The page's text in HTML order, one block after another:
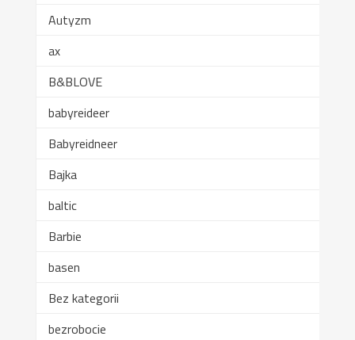
Autyzm
ax
B&BLOVE
babyreideer
Babyreidneer
Bajka
baltic
Barbie
basen
Bez kategorii
bezrobocie